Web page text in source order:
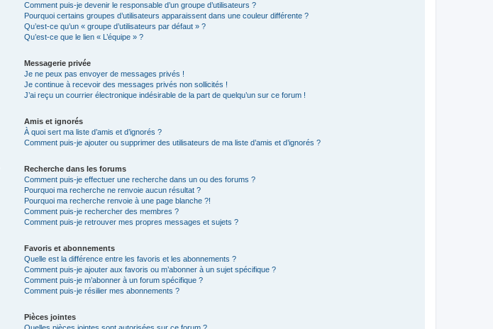
Comment puis-je devenir le responsable d’un groupe d’utilisateurs ?
Pourquoi certains groupes d’utilisateurs apparaissent dans une couleur différente ?
Qu’est-ce qu’un « groupe d’utilisateurs par défaut » ?
Qu’est-ce que le lien « L’équipe » ?
Messagerie privée
Je ne peux pas envoyer de messages privés !
Je continue à recevoir des messages privés non sollicités !
J’ai reçu un courrier électronique indésirable de la part de quelqu’un sur ce forum !
Amis et ignorés
À quoi sert ma liste d’amis et d’ignorés ?
Comment puis-je ajouter ou supprimer des utilisateurs de ma liste d’amis et d’ignorés ?
Recherche dans les forums
Comment puis-je effectuer une recherche dans un ou des forums ?
Pourquoi ma recherche ne renvoie aucun résultat ?
Pourquoi ma recherche renvoie à une page blanche ?!
Comment puis-je rechercher des membres ?
Comment puis-je retrouver mes propres messages et sujets ?
Favoris et abonnements
Quelle est la différence entre les favoris et les abonnements ?
Comment puis-je ajouter aux favoris ou m’abonner à un sujet spécifique ?
Comment puis-je m’abonner à un forum spécifique ?
Comment puis-je résilier mes abonnements ?
Pièces jointes